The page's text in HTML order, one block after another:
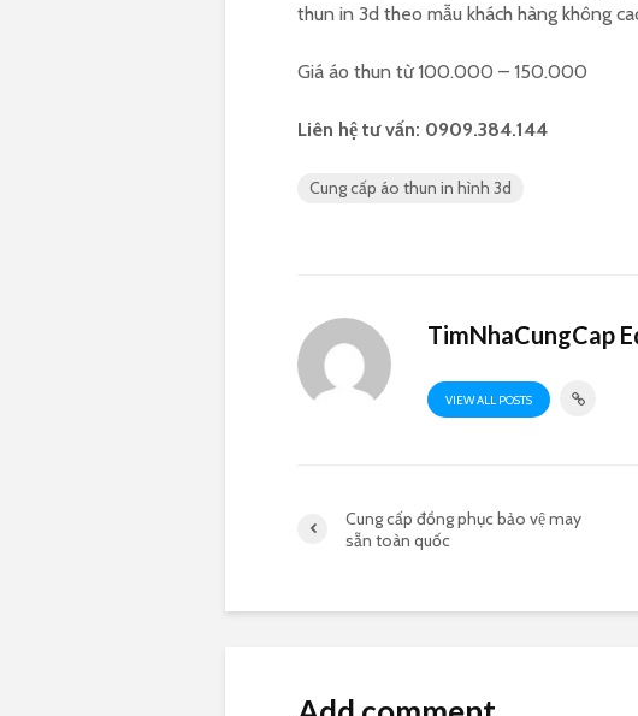
thun in 3d theo mẫu khách hàng không
Giá áo thun từ 100.000 – 150.000
Liên hệ tư vấn: 0909.384.144
Cung cấp áo thun in hình 3d
TimNhaCungCap
VIEW ALL POSTS
Cung cấp đồng phục bảo vệ may
sẵn toàn quốc